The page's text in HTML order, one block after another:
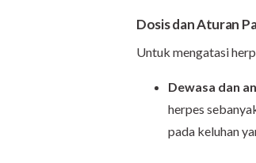
Dosis dan Aturan
Untuk mengatasi
Dewasa dan
herpes
pada keluhan